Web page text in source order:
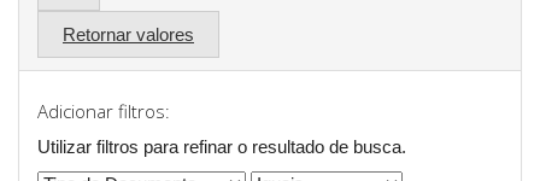
Retornar valores
Adicionar filtros:
Utilizar filtros para refinar o resultado de busca.